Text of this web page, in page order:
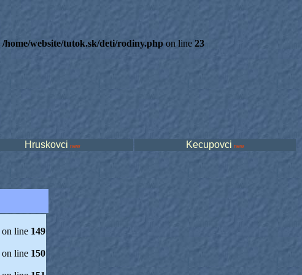
/home/website/tutok.sk/deti/rodiny.php on line 23
Hruskovci new Kecupovci new
on line 149
on line 150